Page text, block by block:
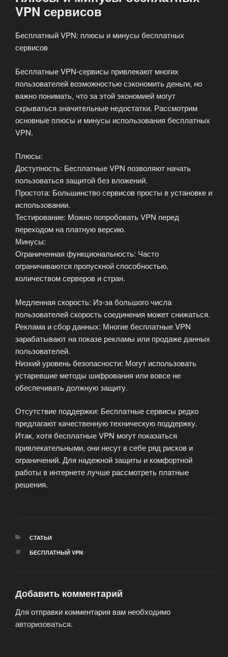
VPN сервисов
Бесплатный VPN: плюсы и минусы бесплатных
сервисов
Бесплатные VPN-сервисы привлекают многих
пользователей возможностью сэкономить деньги, но
важно понимать, что за этой экономией могут
скрываться значительные недостатки. Рассмотрим
основные плюсы и минусы использования бесплатных
VPN.
Плюсы:
Доступность: Бесплатные VPN позволяют начать
пользоваться защитой без вложений.
Простота: Большинство сервисов просты в установке и
использовании.
Тестирование: Можно попробовать VPN перед
переходом на платную версию.
Минусы:
Ограниченная функциональность: Часто
ограничиваются пропускной способностью,
количеством серверов и стран.
Медленная скорость: Из-за большого числа
пользователей скорость соединения может снижаться.
Реклама и сбор данных: Многие бесплатные VPN
зарабатывают на показе рекламы или продаже данных
пользователей.
Низкий уровень безопасности: Могут использовать
устаревшие методы шифрования или вовсе не
обеспечивать должную защиту.
Отсутствие поддержки: Бесплатные сервисы редко
предлагают качественную техническую поддержку.
Итак, хотя бесплатные VPN могут показаться
привлекательными, они несут в себе ряд рисков и
ограничений. Для надежной защиты и комфортной
работы в интернете лучше рассмотреть платные
решения.
РУБРИКИ
СТАТЬИ
МЕТКИ
БЕСПЛАТНЫЙ VPN
Добавить комментарий
Для отправки комментария вам необходимо
авторизоваться.